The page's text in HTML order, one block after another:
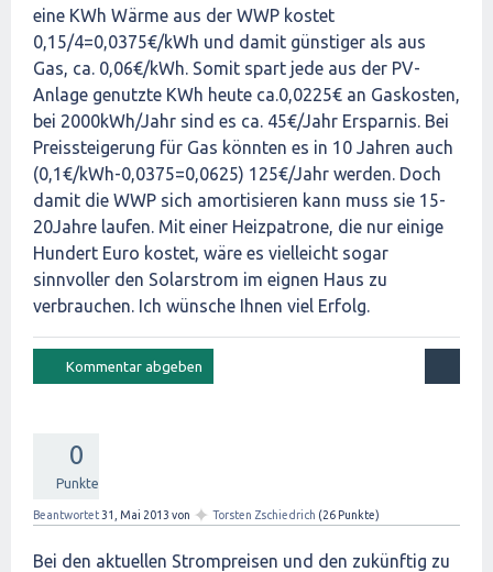
eine KWh Wärme aus der WWP kostet
0,15/4=0,0375€/kWh und damit günstiger als aus
Gas, ca. 0,06€/kWh. Somit spart jede aus der PV-
Anlage genutzte KWh heute ca.0,0225€ an Gaskosten,
bei 2000kWh/Jahr sind es ca. 45€/Jahr Ersparnis. Bei
Preissteigerung für Gas könnten es in 10 Jahren auch
(0,1€/kWh-0,0375=0,0625) 125€/Jahr werden. Doch
damit die WWP sich amortisieren kann muss sie 15-
20Jahre laufen. Mit einer Heizpatrone, die nur einige
Hundert Euro kostet, wäre es vielleicht sogar
sinnvoller den Solarstrom im eignen Haus zu
verbrauchen. Ich wünsche Ihnen viel Erfolg.
0
Punkte
Beantwortet 31, Mai 2013 von ✦ Torsten Zschiedrich (26 Punkte)
Bei den aktuellen Strompreisen und den zukünftig zu